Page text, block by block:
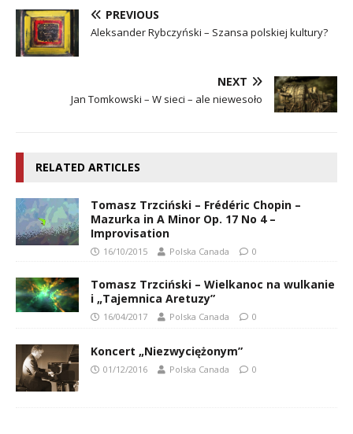
PREVIOUS
Aleksander Rybczyński – Szansa polskiej kultury?
NEXT
Jan Tomkowski – W sieci – ale niewesoło
RELATED ARTICLES
Tomasz Trzciński – Frédéric Chopin –
Mazurka in A Minor Op. 17 No 4 –
Improvisation
16/10/2015 Polska Canada 0
Tomasz Trzciński – Wielkanoc na wulkanie
i „Tajemnica Aretuzy”
16/04/2017 Polska Canada 0
Koncert „Niezwyciężonym”
01/12/2016 Polska Canada 0